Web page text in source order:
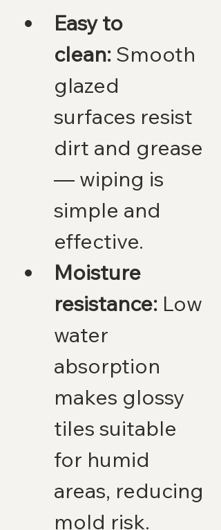
Easy to
clean: Smooth
glazed
surfaces resist
dirt and grease
— wiping is
simple and
effective.
Moisture
resistance: Low
water
absorption
makes glossy
tiles suitable
for humid
areas, reducing
mold risk.